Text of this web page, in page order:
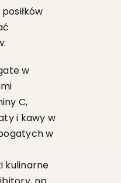
w
C,
i kawy w
w
kulinarne